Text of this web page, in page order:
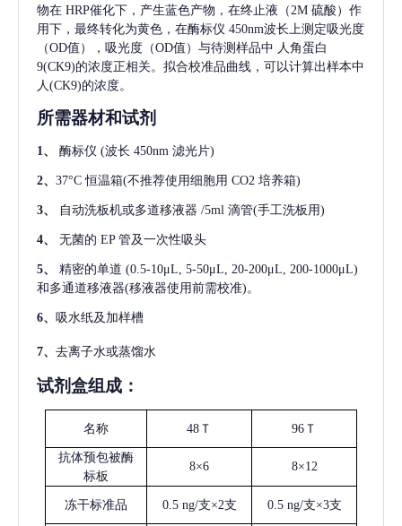
物在 HRP催化下，产生蓝色产物，在终止液（2M 硫酸）作
用下，最终转化为黄色，在酶标仪 450nm波长上测定吸光度
（OD值），吸光度（OD值）与待测样品中 人角蛋白
9(CK9)的浓度正相关。拟合校准品曲线，可以计算出样本中
人(CK9)的浓度。
所需器材和试剂
1、 酶标仪 (波长 450nm 滤光片)
2、 37°C 恒温箱(不推荐使用细胞用 CO2 培养箱)
3、 自动洗板机或多道移液器 /5ml 滴管(手工洗板用)
4、 无菌的 EP 管及一次性吸头
5、 精密的单道 (0.5-10μL, 5-50μL, 20-200μL, 200-1000μL)
和多通道移液器(移液器使用前需校准)。
6、 吸水纸及加样槽
7、 去离子水或蒸馏水
试剂盒组成：
名称 48Ｔ 96Ｔ
抗体预包被酶
标板
8×6 8×12
冻干标准品 0.5 ng/支×2支 0.5 ng/支×3支